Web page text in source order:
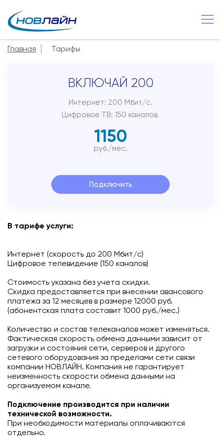
Малая Вишера
Новости
Сервисы
Услуги
Смотрёшка
Зона охвата
Способы оплаты
Акции
Главная Тарифы
ВКЛЮЧАЙ 200
Интернет: 200 Мбит/с.
Цифровое ТВ: 150 каналов.
1150
руб./мес.
Подключить
В тарифе услуги:
Интернет (скорость до 200 Мбит/с)
Цифровое телевидение (150 каналов)
Стоимость указана без учета скидки.
Скидка предоставляется при внесении авансового
платежа за 12 месяцев в размере 12000 руб.
(абонентская плата составит 1000 руб./мес.)
Количество и состав телеканалов может изменяться.
Фактическая скорость обмена данными зависит от
загрузки и состояния сети, серверов и другого
сетевого оборудования за пределами сети связи
компании НОВЛАЙН. Компания не гарантирует
неизменность скорости обмена данными на
организуемом канале.
Подключение производится при наличии
технической возможности.
При необходимости материалы оплачиваются
отдельно.